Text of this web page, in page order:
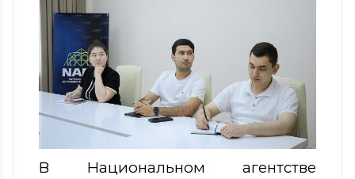
В Национальном агентстве